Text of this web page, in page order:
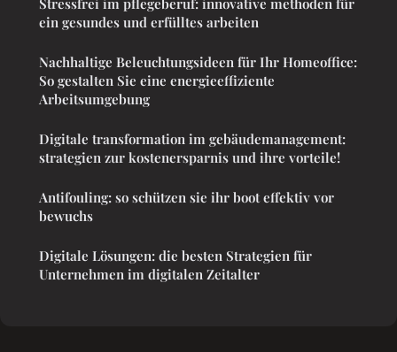
ein gesundes und erfülltes arbeiten
Nachhaltige Beleuchtungsideen für Ihr Homeoffice:
So gestalten Sie eine energieeffiziente
Arbeitsumgebung
Digitale transformation im gebäudemanagement:
strategien zur kostenersparnis und ihre vorteile!
Antifouling: so schützen sie ihr boot effektiv vor
bewuchs
Digitale Lösungen: die besten Strategien für
Unternehmen im digitalen Zeitalter